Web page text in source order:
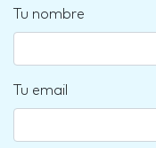
Tu nombre
Tu email